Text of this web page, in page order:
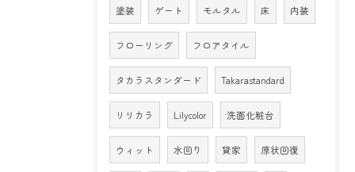
塗装 ゲート モルタル 床 内装
フローリング フロアタイル
タカラスタンダード Takarastandard
リリカラ Lilycolor 洗面化粧台
ウィット 水回り 貸家 原状回復